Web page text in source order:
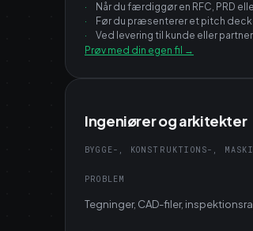
·
Når du færdiggør en RFC, PRD
·
Før du præsenterer et pitch
·
Ved levering til kunde eller
Prøv med din egen fil →
Ingeniører og arkitekter
BYGGE-, KONSTRUKTIONS-,
PROBLEM
Tegninger, CAD-filer,